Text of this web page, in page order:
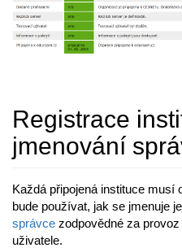
Registrace
jmenování
Každá připojená instituce musí
bude používat, jak se jmenuje
správce zodpovědné za
uživatele.